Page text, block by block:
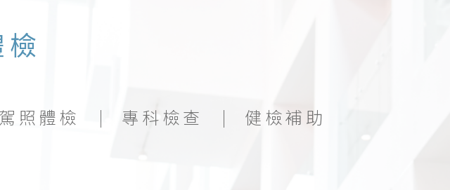
駕照體檢 專科檢查 健檢補助